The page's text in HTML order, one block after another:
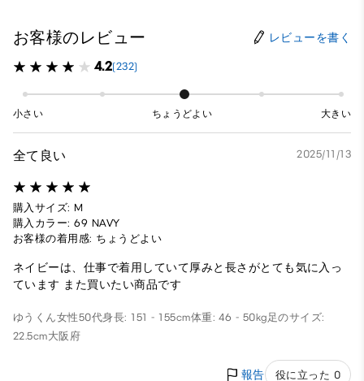
お客様のレビュー レビューを書く
4.2(232)
小さい ちょうどよい 大きい
全て良い 2025/11/13
購入サイズ: M
購入カラー: 69 NAVY
お客様の着用感: ちょうどよい
ネイビーは、仕事で着用していて厚みと長さがとても気に入っ
ています また買いたい商品です
ゆうくん女性50代身長: 151 - 155cm体重: 46 - 50kg足のサイズ:
22.5cm大阪府
報告 役に立った 0